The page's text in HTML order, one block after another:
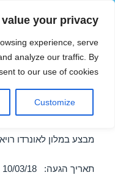
value your privacy
experience, serve
analyze our traffic. By
to our use of cookies.
Customize
הוטצימר
חופשה במלון
ריזורט – אילת 10/03/
מבצע במלון לאונרדו
תאריך הגעה: 10/03/18